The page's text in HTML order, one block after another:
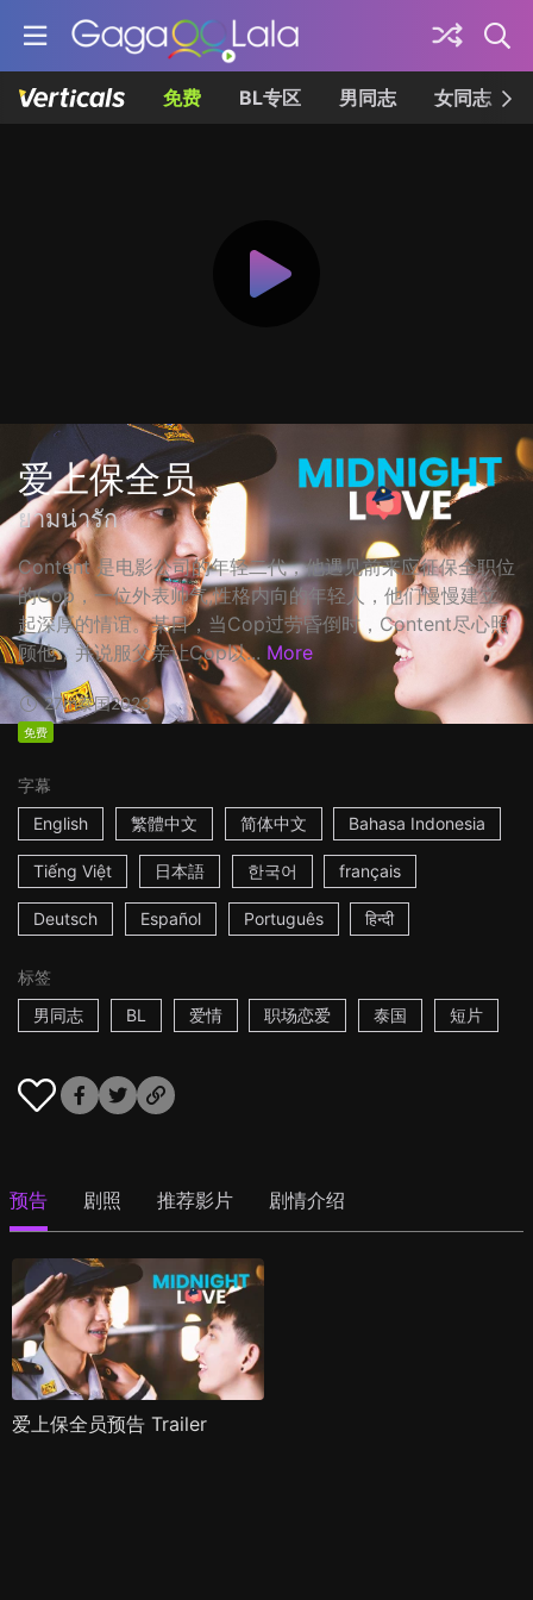
免费 BL专区 男同志 女同志
爱上保全员
ยามน่ารัก
Content 是电影公司的年轻二代，他遇见前来应征保全职位
的Cop，一位外表帅气,性格内向的年轻人，他们慢慢建立
起深厚的情谊。某日，当Cop过劳昏倒时，Content尽心照
顾他，并说服父亲让Cop以... More
27m泰国2023
免费
字幕
English
繁體中文 简体中文 Bahasa Indonesia
Tiếng Việt 日本語 한국어 français
Deutsch Español Português हिन्दी
标签
男同志
BL 爱情 职场恋爱 泰国 短片
预告 剧照 推荐影片 剧情介绍
爱上保全员预告 Trailer